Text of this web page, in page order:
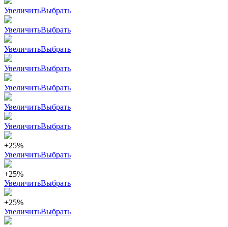
УвеличитьВыбрать
УвеличитьВыбрать
УвеличитьВыбрать
УвеличитьВыбрать
УвеличитьВыбрать
УвеличитьВыбрать
УвеличитьВыбрать
+25%
УвеличитьВыбрать
+25%
УвеличитьВыбрать
+25%
УвеличитьВыбрать